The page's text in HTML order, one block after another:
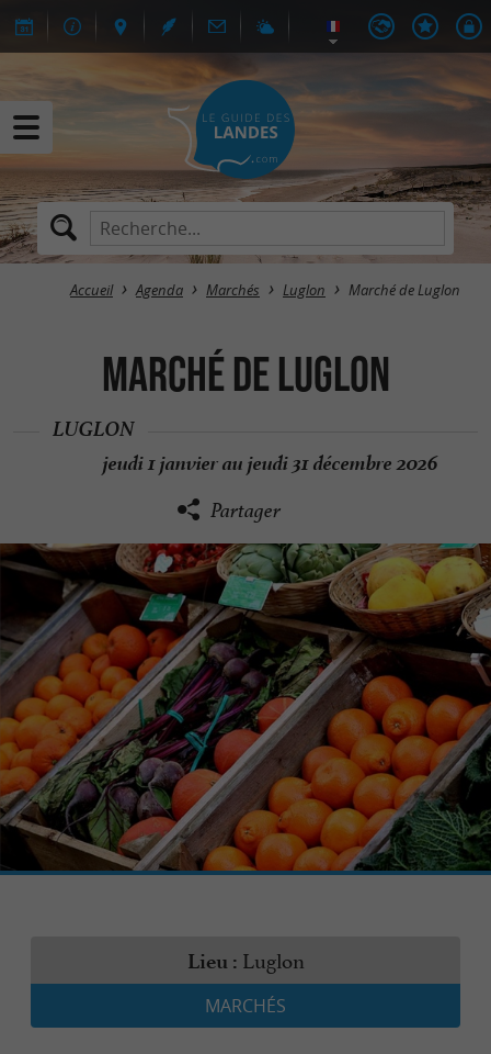
Accueil Agenda Marchés Luglon Marché de Luglon
Marché de Luglon
LUGLON
jeudi 1 janvier au jeudi 31 décembre 2026
Partager
Lieu : Luglon
MARCHÉS